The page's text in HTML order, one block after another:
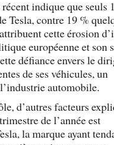
indique que seuls
Tesla, contre 19 %
cette érosion
européenne et son
défiance envers le
de ses véhicules, un
automobile.
d’autres facteurs
de l’année est
la marque ayant